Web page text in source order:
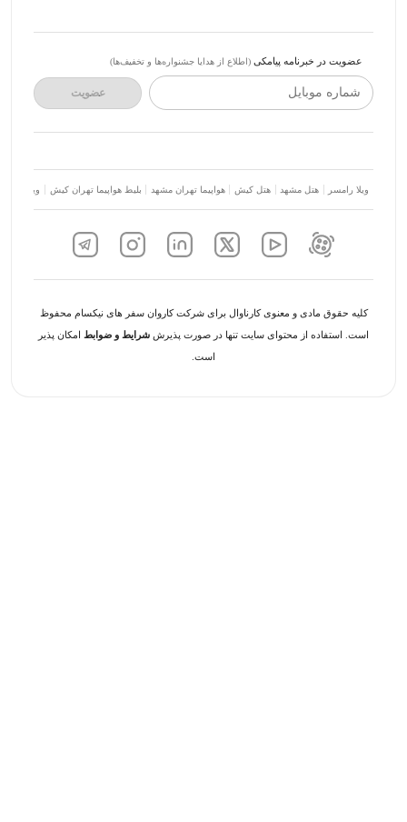
عضویت در خبرنامه پیامکی (اطلاع از هدایا جشنواره‌ها و تخفیف‌ها)
شماره موبایل عضویت
ویلا رامسر هتل مشهد هتل کیش هواپیما تهران مشهد بلیط هواپیما تهران کیش ویلا شمال
کلیه حقوق مادی و معنوی کارناوال برای شرکت کاروان سفر های نیکسام محفوظ
است. استفاده از محتوای سایت تنها در صورت پذیرش شرایط و ضوابط امکان پذیر
است.